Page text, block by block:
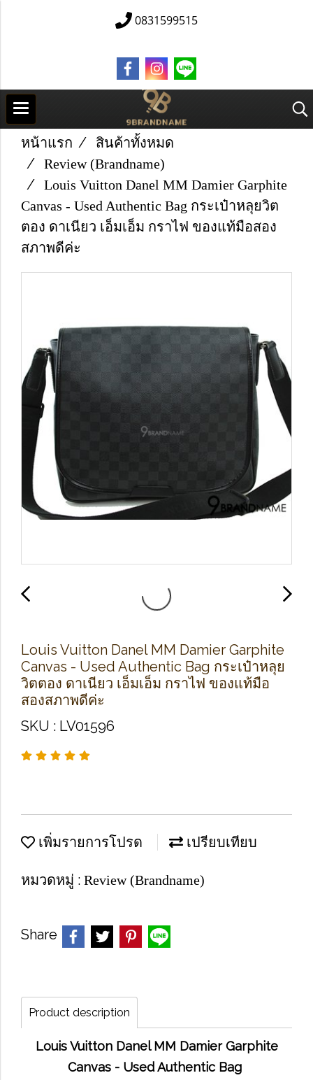
0831599515
หน้าแรก
สินค้าทั้งหมด
Review (Brandname)
Louis Vuitton Danel MM Damier Garphite
Canvas - Used Authentic Bag กระเป๋าหลุยวิต
ตอง ดาเนียว เอ็มเอ็ม กราไฟ ของแท้มือสอง
สภาพดีค่ะ
Louis Vuitton Danel MM Damier Garphite
Canvas - Used Authentic Bag กระเป๋าหลุย
วิตตอง ดาเนียว เอ็มเอ็ม กราไฟ ของแท้มือ
สองสภาพดีค่ะ
SKU : LV01596
เพิ่มรายการโปรด เปรียบเทียบ
หมวดหมู่ : Review (Brandname)
Share
Product description
Louis Vuitton Danel MM Damier Garphite
Canvas - Used Authentic Bag